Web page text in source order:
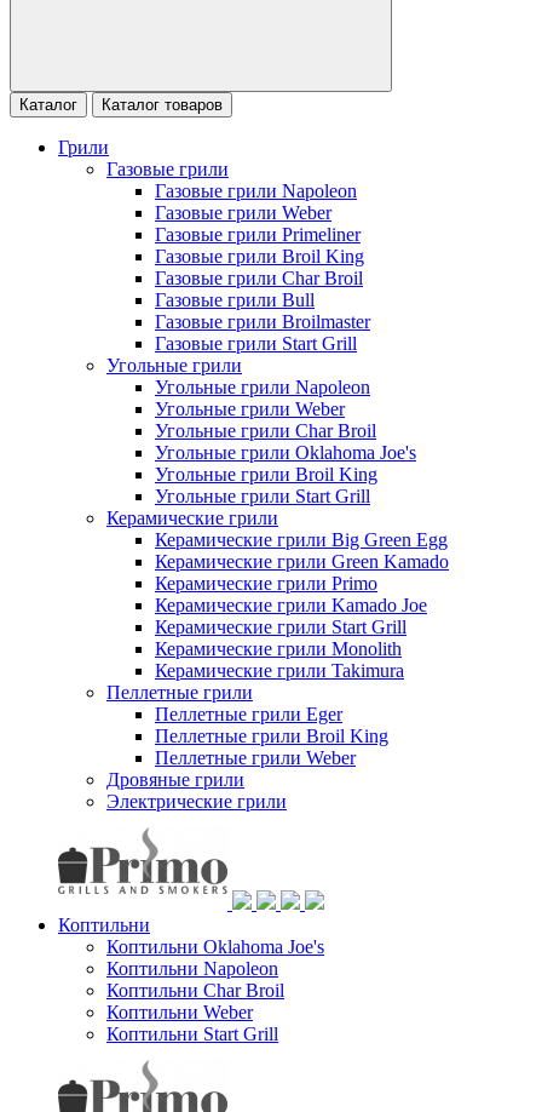
Каталог Каталог товаров
Грили
Газовые грили
Газовые грили Napoleon
Газовые грили Weber
Газовые грили Primeliner
Газовые грили Broil King
Газовые грили Char Broil
Газовые грили Bull
Газовые грили Broilmaster
Газовые грили Start Grill
Угольные грили
Угольные грили Napoleon
Угольные грили Weber
Угольные грили Char Broil
Угольные грили Oklahoma Joe's
Угольные грили Broil King
Угольные грили Start Grill
Керамические грили
Керамические грили Big Green Egg
Керамические грили Green Kamado
Керамические грили Primo
Керамические грили Kamado Joe
Керамические грили Start Grill
Керамические грили Monolith
Керамические грили Takimura
Пеллетные грили
Пеллетные грили Eger
Пеллетные грили Broil King
Пеллетные грили Weber
Дровяные грили
Электрические грили
Коптильни
Коптильни Oklahoma Joe's
Коптильни Napoleon
Коптильни Char Broil
Коптильни Weber
Коптильни Start Grill